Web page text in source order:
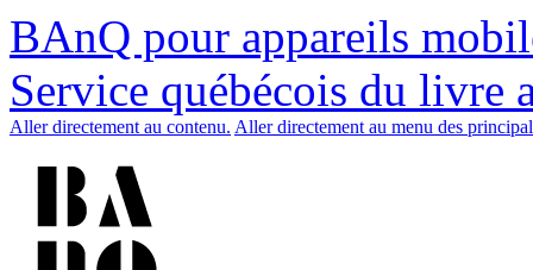
BAnQ pour appareils
Service québécois du livre
Aller directement au contenu. Aller directement au menu des